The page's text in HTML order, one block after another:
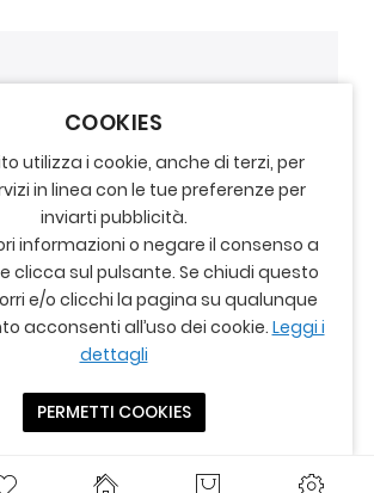
COOKIES
utilizza i cookie, anche di terzi, per
in linea con le tue preferenze per
inviarti pubblicità.
informazioni o negare il consenso a
clicca sul pulsante. Se chiudi questo
e/o clicchi la pagina su qualunque
acconsenti all’uso dei cookie. Leggi i
dettagli
PERMETTI COOKIES